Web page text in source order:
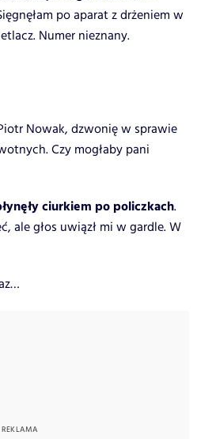
po aparat z drżeniem w
Numer nieznany.
Nowak, dzwonię w sprawie
Czy mogłaby pani
ciurkiem po policzkach.
ale głos uwiązł mi w gardle. W